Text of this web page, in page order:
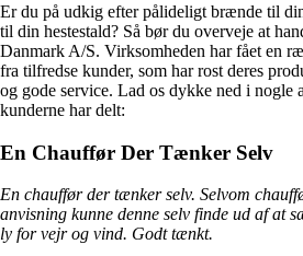
Er du på udkig efter pålideligt brænde til
til din hestestald? Så bør du overveje at
Danmark A/S. Virksomheden har fået en
fra tilfredse kunder, som har rost deres
og gode service. Lad os dykke ned i nogle
kunderne har delt:
En Chauffør Der Tænker Selv
En chauffør der tænker selv. Selvom
anvisning kunne denne selv finde ud af at
ly for vejr og vind. Godt tænkt.